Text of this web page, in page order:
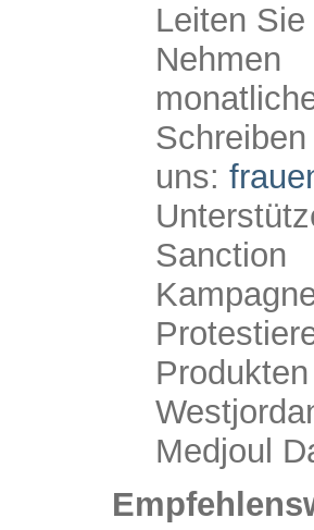
Leiten
uns:
Medjoul